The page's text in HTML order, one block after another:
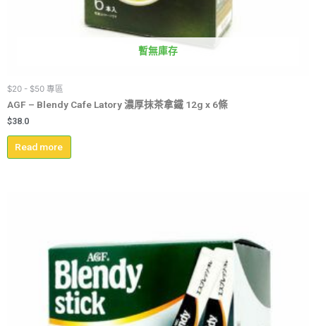
暫無庫存
$20 - $50 專區
AGF – Blendy Cafe Latory 濃厚抹茶拿鐵 12g x 6條
$38.0
Read more